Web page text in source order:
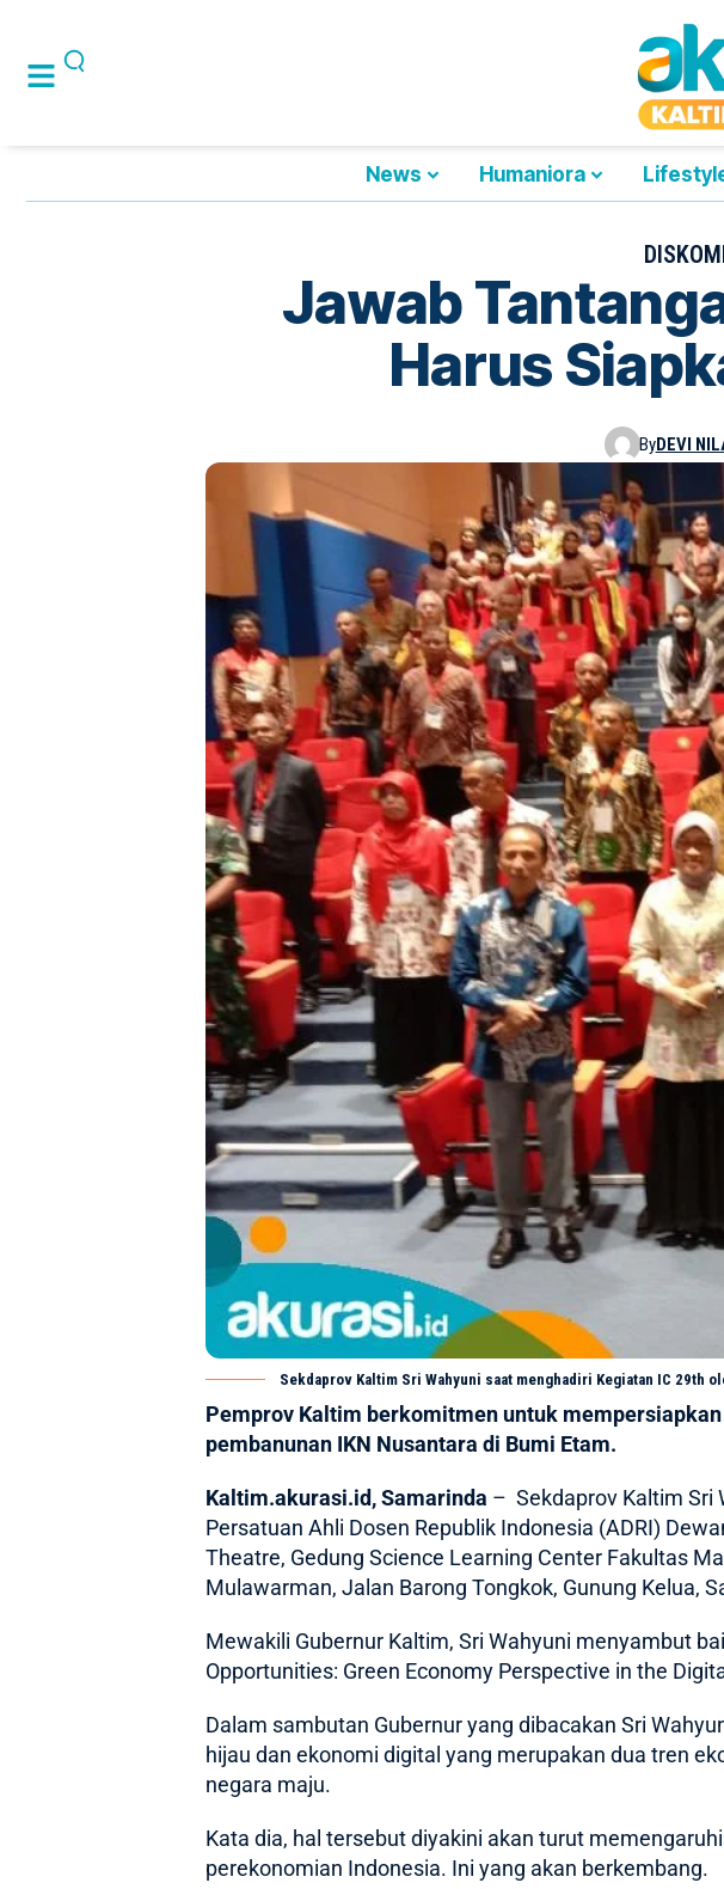
News Humaniora
Jawab
Harus
ByDEVI
Sekdaprov Kaltim Sri Wahyuni saat menghadiri Kegiatan IC 29th
Pemprov Kaltim berkomitmen untuk
pembanunan IKN Nusantara di Bumi Etam.
Kaltim.akurasi.id, Samarinda – Sekdaprov Kaltim Sri
Persatuan Ahli Dosen Republik Indonesia (ADRI)
Theatre, Gedung Science Learning Center Fakultas
Mulawarman, Jalan Barong Tongkok, Gunung Kelua,
Mewakili Gubernur Kaltim, Sri Wahyuni menyambut
Opportunities: Green Economy Perspective in the
Dalam sambutan Gubernur yang dibacakan Sri
hijau dan ekonomi digital yang merupakan dua tren
negara maju.
Kata dia, hal tersebut diyakini akan turut
perekonomian Indonesia. Ini yang akan berkembang.